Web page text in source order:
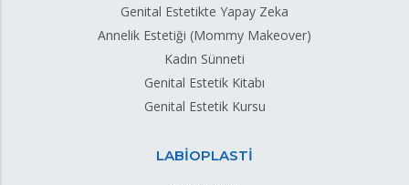
Genital Estetikte Yapay Zeka
Annelik Estetiği (Mommy Makeover)
Kadın Sünneti
Genital Estetik Kitabı
Genital Estetik Kursu
LABİOPLASTİ